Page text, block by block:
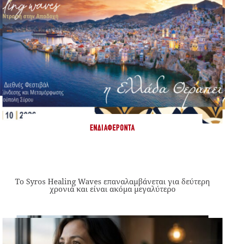
ΕΝΔΙΑΦΈΡΟΝΤΑ
Το Syros Healing Waves επαναλαμβάνεται για δεύτερη
χρονιά και είναι ακόμα μεγαλύτερο